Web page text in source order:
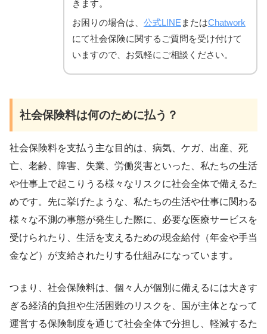
きます。
お困りの場合は、 公式LINE またはChatwork
にて社会保険に関するご質問を受け付けて
いますので、お気軽にご相談ください。
社会保険料は何のために払う？
社会保険料を支払う主な目的は、病気、ケガ、出産、死
亡、老齢、障害、失業、労働災害といった、私たちの生活
や仕事上で起こりうる様々なリスクに社会全体で備えるた
めです。先に挙げたような、私たちの生活や仕事に関わる
様々な不測の事態が発生した際に、必要な医療サービスを
受けられたり、生活を支えるための現金給付（年金や手当
金など）が支給されたりする仕組みになっています。
つまり、社会保険料は、個々人が個別に備えるには大きす
ぎる経済的負担や生活困難のリスクを、国が主体となって
運営する保険制度を通じて社会全体で分担し、軽減するた